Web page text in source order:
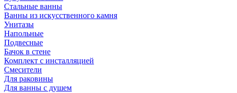
Стальные ванны
Ванны из искусственного камня
Унитазы
Напольные
Подвесные
Бачок в стене
Комплект с инсталляцией
Смесители
Для раковины
Для ванны с душем